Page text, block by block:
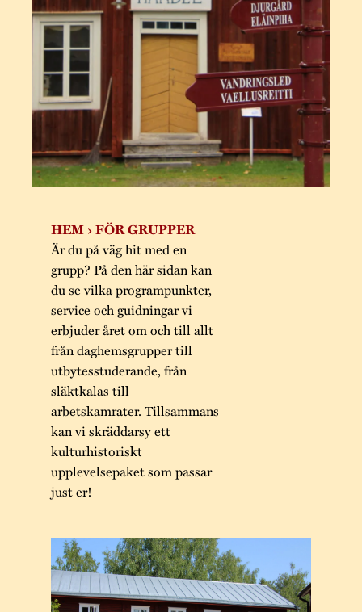
Trygghet
Hållbar
Kontakta oss
Stundars
Jarl
Rödmyllan
Hantverk
Projekt
Stugornas
Marknader
Årets
Stundars
HEM›FÖR GRUPPER
Är du på väg hit med en
grupp? På den här sidan kan
du se vilka programpunkter,
service och guidningar vi
erbjuder året om och till allt
från daghemsgrupper till
utbytesstuderande, från
släktkalas till
arbetskamrater. Tillsammans
kan vi skräddarsy ett
kulturhistoriskt
upplevelsepaket som passar
just er!